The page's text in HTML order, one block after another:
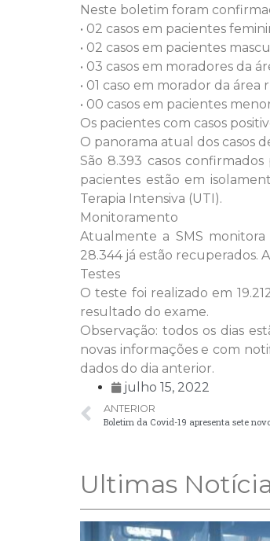
Neste boletim foram
• 02 casos em pacientes
• 02 casos em pacientes
• 03 casos em moradores da
• 01 caso em morador da área
• 00 casos em pacientes
Os pacientes com casos
O panorama atual dos casos
São 8.393 casos
pacientes estão em
Terapia Intensiva (UTI).
Monitoramento
Atualmente a SMS monitora
28.344 já estão recuperados.
Testes
O teste foi realizado em
resultado do exame.
Observação: todos os dias
novas informações e com
dados do dia anterior.
julho 15, 2022
ANTERIOR
Boletim da Covid-19 apresenta sete
Ultimas